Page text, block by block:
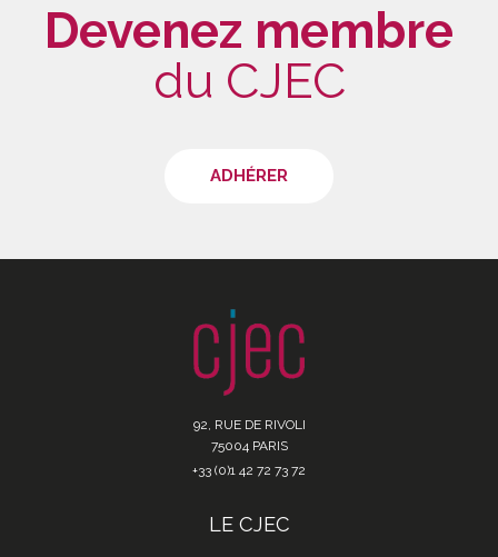
Devenez membre
du CJEC
ADHÉRER
92, RUE DE RIVOLI
75004 PARIS
+33 (0)1 42 72 73 72
LE CJEC